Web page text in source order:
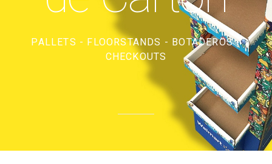
PALLETS - FLOORSTANDS - BOTADEROS -
CHECKOUTS